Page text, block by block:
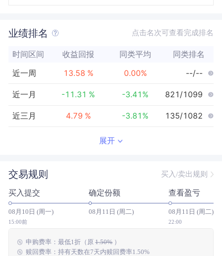
业绩排名 点击名次可查看完成排名
时间区间 收益回报 同类平均 同类排名
近一周 13.58 % 0.00% --/--
近一月 -11.31 % -3.41 % 821/1099
近三月 4.79 % -3.81 % 135/1082
近三年 5/825
近五年 191.49% 4.61% 4/606
今年以来 56/1050
成立以来 567.17%
展开
交易规则 买入/卖出规则
买入提交
08月10日 (周一)
15:00前
确定份额
08月11日 (周二)
查看盈亏
08月11日 (周二)
22:00
申购费率： 最低1折（原 1.50%）
赎回费率：持有天数在7天内赎回费率1.50%